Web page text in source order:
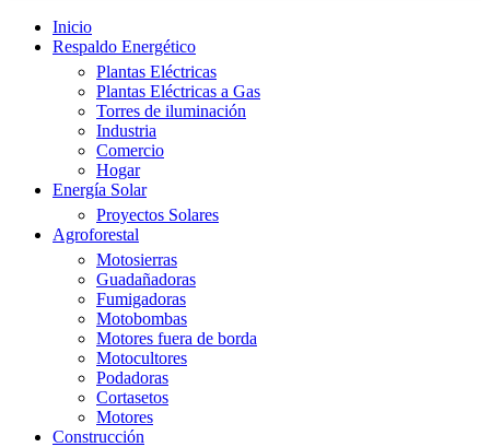
Inicio
Respaldo Energético
Plantas Eléctricas
Plantas Eléctricas a Gas
Torres de iluminación
Industria
Comercio
Hogar
Energía Solar
Proyectos Solares
Agroforestal
Motosierras
Guadañadoras
Fumigadoras
Motobombas
Motores fuera de borda
Motocultores
Podadoras
Cortasetos
Motores
Construcción